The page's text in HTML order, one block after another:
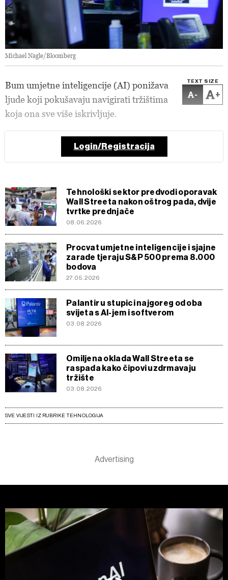
Michael Nagle/Bloomberg
TEXT SIZE
- +
Bum umjetne inteligencije (AI) ponižava
ljude koji pokušavaju navigirati tržištima
koja ona sve više iskrivljuje.
Login/Registracija
Tehnološki sektor predvodi oporavak
Wall Streeta nakon oštrog pada, dvije
tvrtke prednjače
08.06.2026
Procvat umjetne inteligencije i sjajne
zarade tjeraju S&P 500 prema 8.000
bodova
27.05.2026
Palantir u stupici najgoreg od oba
svijeta s AI-jem i softverom
03.08.2026
Omiljena oklada Wall Streeta se
raspada kako čipovi uzdrmavaju
tržište
03.08.2026
SVE VIJESTI IZ RUBRIKE TEHNOLOGIJA